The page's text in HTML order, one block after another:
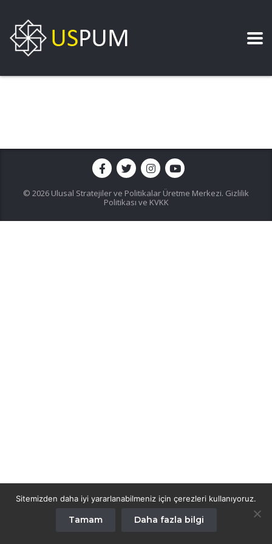
© 2026 Ulusal Stratejiler ve Politikalar Üretme Merkezi. Gizlilik
Politikası ve KVKK
Sitemizden daha iyi yararlanabilmeniz için çerezleri kullanıyoruz.
Tamam Daha fazla bilgi